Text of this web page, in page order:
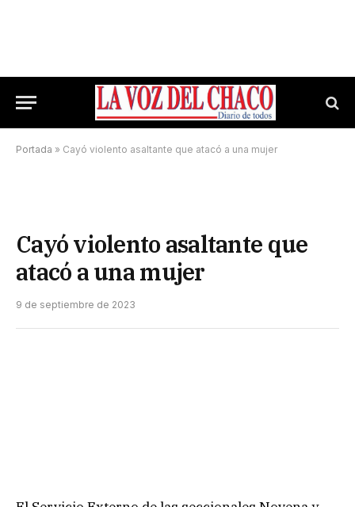
Portada » Cayó violento asaltante que atacó a una mujer
Cayó violento asaltante que
atacó a una mujer
9 de septiembre de 2023